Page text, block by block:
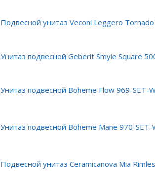
Подвесной унитаз Veconi Leggero
Унитаз подвесной Geberit Smyle Square
Унитаз подвесной Boheme Flow 969-SET-
Унитаз подвесной Boheme Mane 970-SET-
Подвесной унитаз Ceramicanova Mia